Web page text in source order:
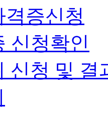
격증신청
신청확인
신청 및 결